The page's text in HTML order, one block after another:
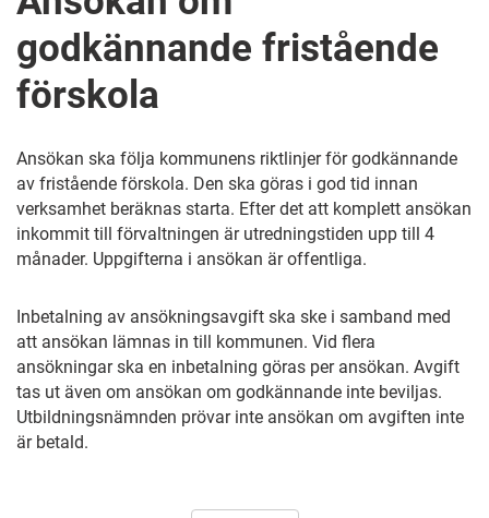
godkännande fristående
förskola
Ansökan ska följa kommunens riktlinjer för godkännande
av fristående förskola. Den ska göras i god tid innan
verksamhet beräknas starta. Efter det att komplett ansökan
inkommit till förvaltningen är utredningstiden upp till 4
månader. Uppgifterna i ansökan är offentliga.
Inbetalning av ansökningsavgift ska ske i samband med
att ansökan lämnas in till kommunen. Vid flera
ansökningar ska en inbetalning göras per ansökan. Avgift
tas ut även om ansökan om godkännande inte beviljas.
Utbildningsnämnden prövar inte ansökan om avgiften inte
är betald.